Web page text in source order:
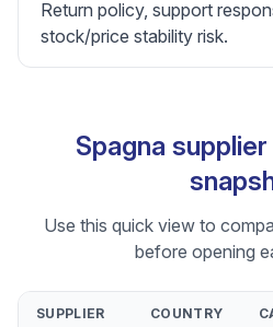
Return policy, support
stock/price stability risk.
Spagna
Use this quick view to
before opening
SUPPLIER COUNTRY